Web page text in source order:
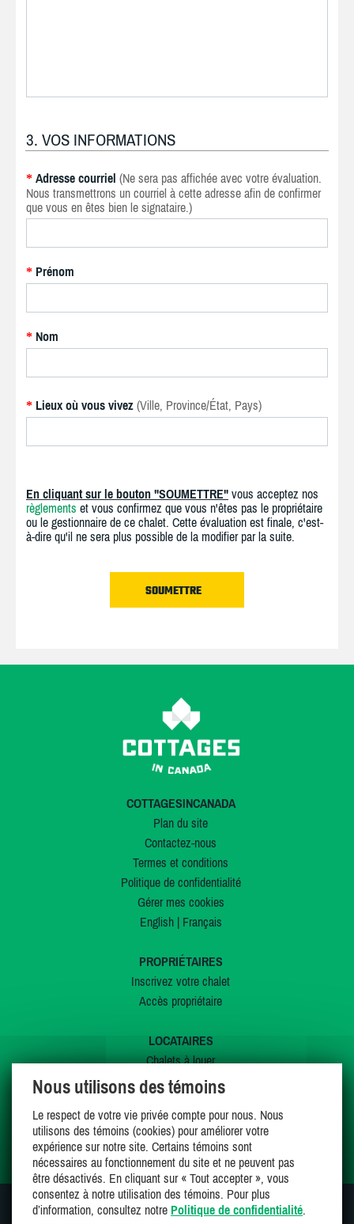
3. VOS INFORMATIONS
* Adresse courriel (Ne sera pas affichée avec votre évaluation.
Nous transmettrons un courriel à cette adresse afin de confirmer
que vous en êtes bien le signataire.)
* Prénom
* Nom
* Lieux où vous vivez (Ville, Province/État, Pays)
En cliquant sur le bouton "SOUMETTRE" vous acceptez nos
règlements et vous confirmez que vous n'êtes pas le propriétaire
ou le gestionnaire de ce chalet. Cette évaluation est finale, c'est-
à-dire qu'il ne sera plus possible de la modifier par la suite.
COTTAGESINCANADA
Plan du site
Contactez-nous
Termes et conditions
Politique de confidentialité
Gérer mes cookies
English| Français
PROPRIÉTAIRES
Inscrivez votre chalet
Accès propriétaire
LOCATAIRES
Chalets à louer
Chalets à vendre
Offres spéciales
Mes favoris
SUIVEZ-NOUS SUR
Nous utilisons des témoins
Le respect de votre vie privée compte pour nous. Nous
utilisons des témoins (cookies) pour améliorer votre
expérience sur notre site. Certains témoins sont
nécessaires au fonctionnement du site et ne peuvent pas
être désactivés. En cliquant sur « Tout accepter », vous
consentez à notre utilisation des témoins. Pour plus
d’information, consultez notre Politique de confidentialité.